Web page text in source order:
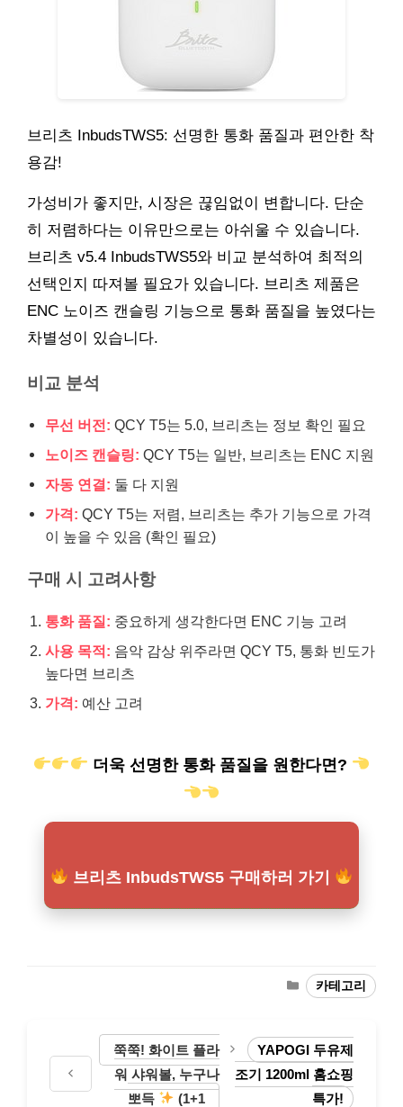
브리츠 InbudsTWS5: 선명한 통화 품질과 편안한 착
용감!
가성비가 좋지만, 시장은 끊임없이 변합니다. 단순
히 저렴하다는 이유만으로는 아쉬울 수 있습니다.
브리츠 v5.4 InbudsTWS5와 비교 분석하여 최적의
선택인지 따져볼 필요가 있습니다. 브리츠 제품은
ENC 노이즈 캔슬링 기능으로 통화 품질을 높였다는
차별성이 있습니다.
비교 분석
무선 버전: QCY T5는 5.0, 브리츠는 정보 확인 필요
노이즈 캔슬링: QCY T5는 일반, 브리츠는 ENC 지원
자동 연결: 둘 다 지원
가격: QCY T5는 저렴, 브리츠는 추가 기능으로 가격
이 높을 수 있음 (확인 필요)
구매 시 고려사항
통화 품질: 중요하게 생각한다면 ENC 기능 고려
사용 목적: 음악 감상 위주라면 QCY T5, 통화 빈도가
높다면 브리츠
가격: 예산 고려
더욱 선명한 통화 품질을 원한다면?
브리츠 InbudsTWS5 구매하러 가기
카
테
리
카테고리
쭉쭉! 화이트 플라
워 샤워볼, 누구나
뽀득
(1+1
YAPOGI 두유제
조기 1200ml 홈쇼핑
특가!